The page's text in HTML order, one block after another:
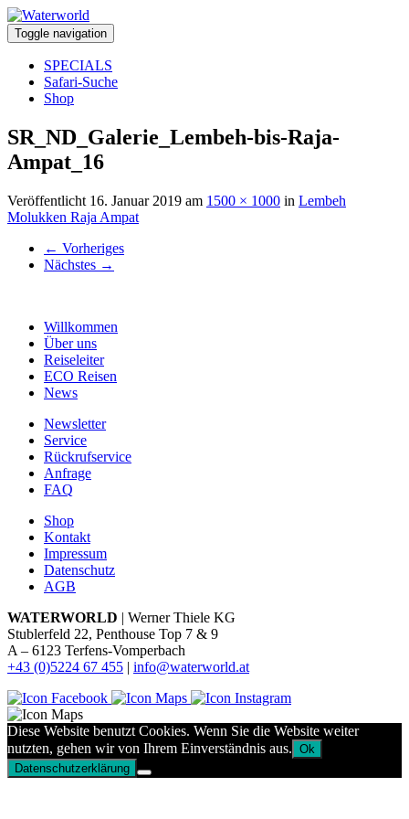
Toggle navigation
SPECIALS
Safari-Suche
Shop
SR_ND_Galerie_Lembeh-bis-Raja-
Ampat_16
Veröffentlicht 16. Januar 2019 am 1500 × 1000 in Lembeh
Molukken Raja Ampat
← Vorheriges
Nächstes →
Willkommen
Über uns
Reiseleiter
ECO Reisen
News
Newsletter
Service
Rückrufservice
Anfrage
FAQ
Shop
Kontakt
Impressum
Datenschutz
AGB
WATERWORLD | Werner Thiele KG
Stublerfeld 22, Penthouse Top 7 & 9
A – 6123 Terfens-Vomperbach
+43 (0)5224 67 455 | info@waterworld.at
Diese Website benutzt Cookies. Wenn Sie die Website weiter
nutzten, gehen wir von Ihrem Einverständnis aus. Ok
Datenschutzerklärung